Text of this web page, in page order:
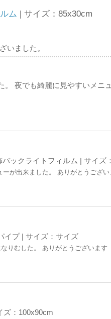
ム | サイズ：85x30cm
いました。
夜でも綺麗に見やすいメニ
ックライトフィルム | サイズ
が出来ました。 ありがとうござい
イプ | サイズ：サイズ
りむした。 ありがとうございます
ズ：100x90cm